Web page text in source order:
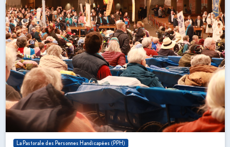
La Pastorale des Personnes Handicapées (PPH)